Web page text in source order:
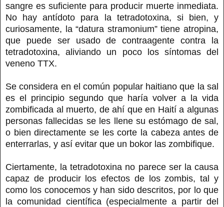
sangre es suficiente para producir muerte inmediata.
No hay antídoto para la tetradotoxina, si bien, y
curiosamente, la “datura stramonium” tiene atropina,
que puede ser usado de contraagente contra la
tetradotoxina, aliviando un poco los síntomas del
veneno TTX.
Se considera en el común popular haitiano que la sal
es el principio segundo que haría volver a la vida
zombificada al muerto, de ahí que en Haití a algunas
personas fallecidas se les llene su estómago de sal,
o bien directamente se les corte la cabeza antes de
enterrarlas, y así evitar que un bokor las zombifique.
Ciertamente, la tetradotoxina no parece ser la causa
capaz de producir los efectos de los zombis, tal y
como los conocemos y han sido descritos, por lo que
la comunidad científica (especialmente a partir del